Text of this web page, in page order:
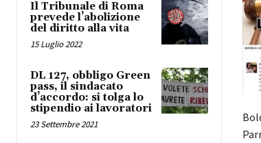
Il Tribunale di Roma
prevede l’abolizione
del diritto alla vita
15 Luglio 2022
DL 127, obbligo Green
pass, il sindacato
d’accordo: si tolga lo
stipendio ai lavoratori
23 Settembre 2021